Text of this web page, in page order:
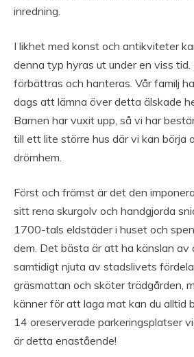
inredning.
I likhet med konst och antikviteter
denna typ hyras ut under en viss tid.
förbättras och hanteras. Vår familj
dags att lämna över detta älskade
Barnen har vuxit upp, så vi har
till ett lite större hus där vi kan börja
drömhem.
Först och främst är det den
sitt rena skurgolv och handgjorda
1700-tals eldstäder i huset och
dem. Det bästa är att ha känslan av
samtidigt njuta av stadslivets
gräsmattan och sköter trädgården,
känner för att laga mat kan du alltid
14 oreserverade parkeringsplatser
är detta enastående!